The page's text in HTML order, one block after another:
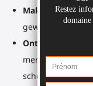
Makkelijk te
geweerkolf en
Ontwikkel je
merk je hoeveel
schot of